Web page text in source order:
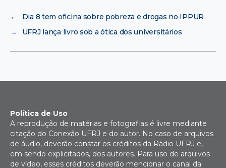
←
Dia 8 tem oficina sobre pobreza e drogas no IPPUR
→
UFRJ lança livro sob a ótica dos universitários
Política de Uso
A reprodução de matérias e fotografias é livre mediante
citação do Conexão UFRJ e do autor. No caso de arquivos
de áudio, deverão constar os créditos da Rádio UFRJ e,
em sendo explicitados, dos autores. Para uso de arquivos
de vídeo, esses créditos deverão mencionar o canal da